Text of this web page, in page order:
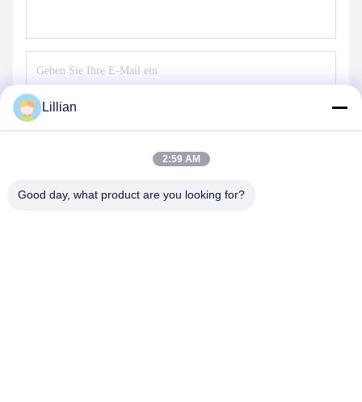
Lillian
2:59 AM
Good day, what product are you looking for?